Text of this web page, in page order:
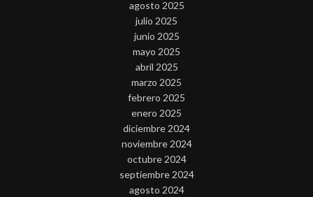
agosto 2025
julio 2025
junio 2025
mayo 2025
abril 2025
marzo 2025
febrero 2025
enero 2025
diciembre 2024
noviembre 2024
octubre 2024
septiembre 2024
agosto 2024